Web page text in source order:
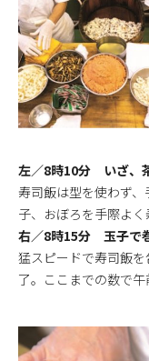
左／8時10分 いざ、
寿司飯は型を使わず
子、おぼろを手際よく
右／8時15分 玉子で
猛スピードで寿司飯
了。ここまでの数で午